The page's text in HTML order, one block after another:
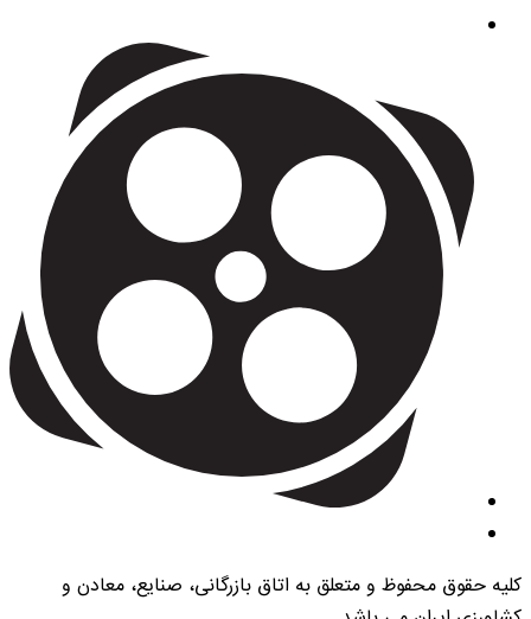
کلیه حقوق محفوظ و متعلق به اتاق بازرگانی، صنایع، معادن و